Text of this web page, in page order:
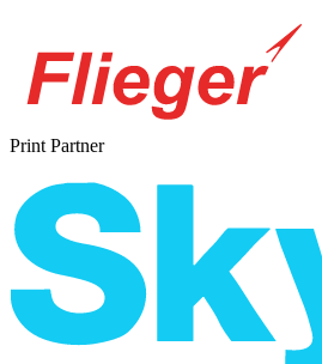
Print Partner